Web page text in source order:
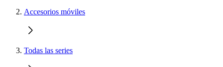
Accesorios móviles
Todas las series